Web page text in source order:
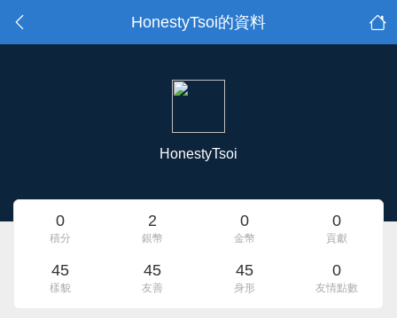
HonestyTsoi的資料
HonestyTsoi
0
積分
2
銀幣
0
金幣
0
貢獻
45
樣貌
45
友善
45
身形
0
友情點數